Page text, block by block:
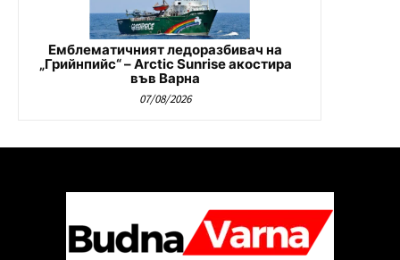
Емблематичният ледоразбивач на
„Грийнпийс“ – Arctic Sunrise акостира
във Варна
07/08/2026